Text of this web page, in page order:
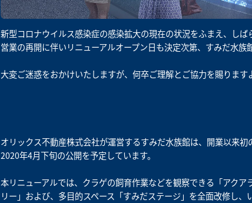
新型コロナウイルス感染症の感染拡大の現在の状況をふまえ、しば
営業の再開に伴いリニューアルオープン日も決定次第、すみだ水族
大変ご迷惑をおかけいたしますが、何卒ご理解とご協力を賜ります
オリックス不動産株式会社が運営するすみだ水族館は、開業以来初
2020年4月下旬の公開を予定しています。
本リニューアルでは、クラゲの飼育作業などを観察できる「アク
リー」および、多目的スペース「すみだステージ」を全面改修し